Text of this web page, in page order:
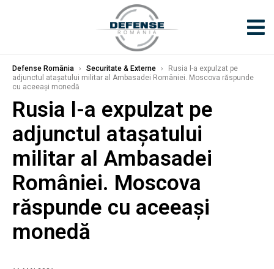
Defense România › Securitate & Externe ›
Rusia l-a expulzat pe
adjunctul atașatului militar al Ambasadei României. Moscova răspunde
cu aceeași monedă
Rusia l-a expulzat pe
adjunctul atașatului
militar al Ambasadei
României. Moscova
răspunde cu aceeași
monedă